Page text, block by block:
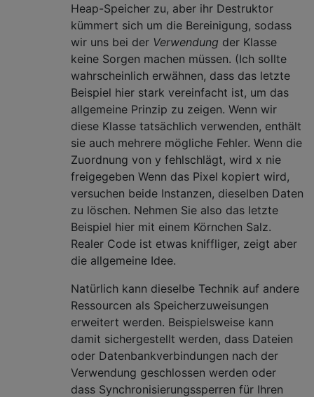
Heap-Speicher zu, aber ihr Destruktor
kümmert sich um die Bereinigung, sodass
wir uns bei der Verwendung der Klasse
keine Sorgen machen müssen. (Ich sollte
wahrscheinlich erwähnen, dass das letzte
Beispiel hier stark vereinfacht ist, um das
allgemeine Prinzip zu zeigen. Wenn wir
diese Klasse tatsächlich verwenden, enthält
sie auch mehrere mögliche Fehler. Wenn die
Zuordnung von y fehlschlägt, wird x nie
freigegeben Wenn das Pixel kopiert wird,
versuchen beide Instanzen, dieselben Daten
zu löschen. Nehmen Sie also das letzte
Beispiel hier mit einem Körnchen Salz.
Realer Code ist etwas kniffliger, zeigt aber
die allgemeine Idee.
Natürlich kann dieselbe Technik auf andere
Ressourcen als Speicherzuweisungen
erweitert werden. Beispielsweise kann
damit sichergestellt werden, dass Dateien
oder Datenbankverbindungen nach der
Verwendung geschlossen werden oder
dass Synchronisierungssperren für Ihren